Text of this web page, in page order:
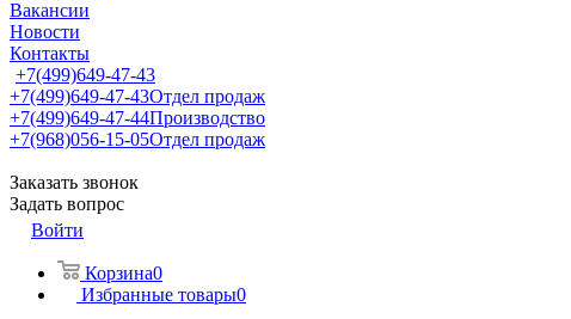
Вакансии
Новости
Контакты
+7(499)649-47-43
+7(499)649-47-43Отдел продаж
+7(499)649-47-44Производство
+7(968)056-15-05Отдел продаж
Заказать звонок
Задать вопрос
Войти
Корзина0
Избранные товары0